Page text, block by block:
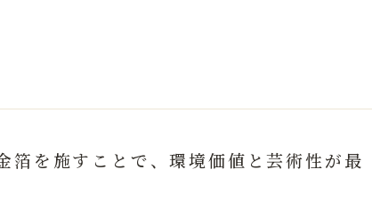
箔を施すことで、環境価値と芸術性が最